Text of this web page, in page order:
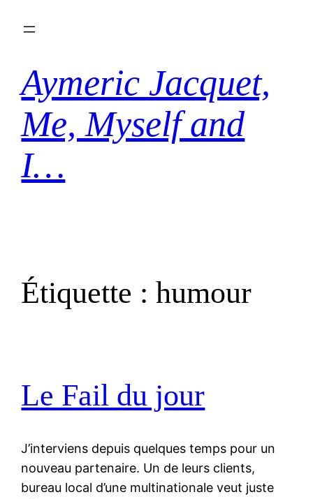
Aymeric Jacquet,
Me, Myself and
I…
Étiquette :humour
Le Fail du jour
J’interviens depuis quelques temps pour un
nouveau partenaire. Un de leurs clients,
bureau local d’une multinationale veut juste